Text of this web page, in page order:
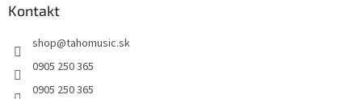
Kontakt
shop@tahomusic.sk
0905 250 365
0905 250 365